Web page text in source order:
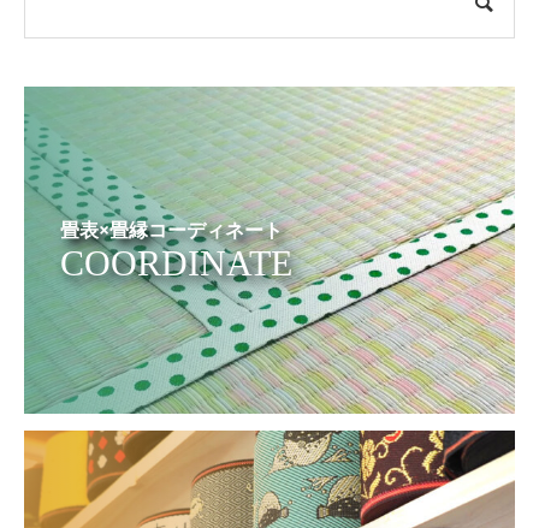
畳表×畳縁コーディネート
COORDINATE